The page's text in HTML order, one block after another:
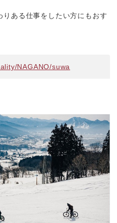
ある仕事をしたい方にもおす
NAGANO/suwa